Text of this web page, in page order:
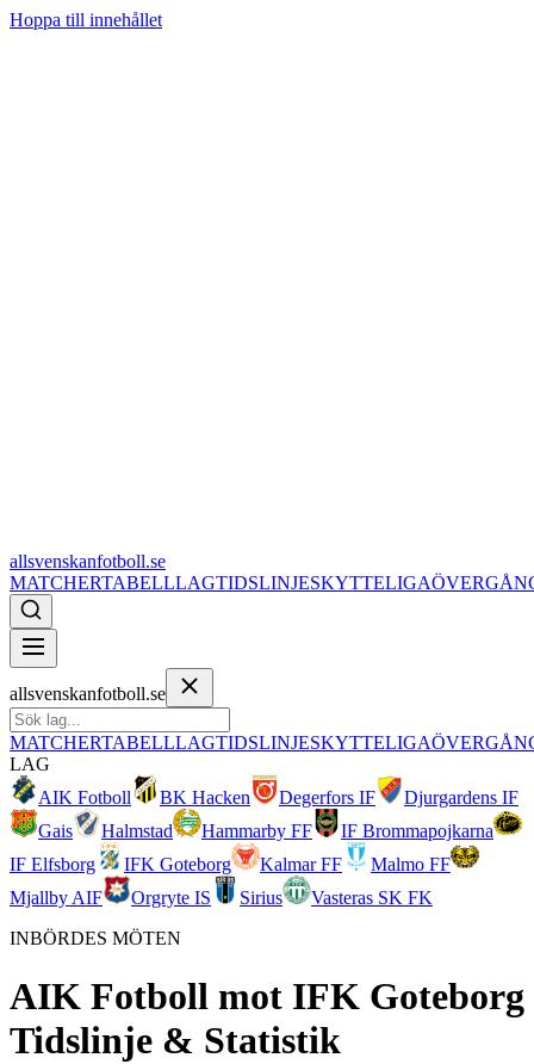
Hoppa till innehållet
allsvenskanfotboll.se
MATCHERTABELLLAGTIDSLINJESKYTTELIGA
allsvenskanfotboll.se
MATCHERTABELLLAGTIDSLINJESKYTTELIGA
LAG
AIK Fotboll
BK Hacken Degerfors IF
Djurgardens IF
Gais
Halmstad Hammarby FF
IF Brommapojkarna
IF Elfsborg
IFK Goteborg Kalmar FF
Malmo FF
Mjallby AIF
Orgryte IS Sirius
Vasteras SK FK
INBÖRDES MÖTEN
AIK Fotboll mot IFK Goteborg
Tidslinje & Statistik